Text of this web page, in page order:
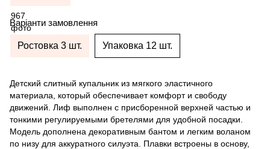
Варіанти замовлення
Ростовка 3 шт. Упаковка 12 шт.
Детский слитный купальник из мягкого эластичного
материала, который обеспечивает комфорт и свободу
движений. Лиф выполнен с присборенной верхней частью и
тонкими регулируемыми бретелями для удобной посадки.
Модель дополнена декоративным бантом и легким воланом
по низу для аккуратного силуэта. Плавки встроены в основу,